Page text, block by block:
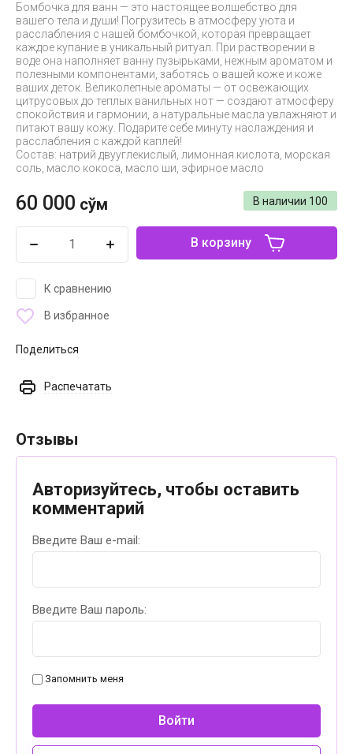
Бомбочка для ванн — это настоящее волшебство для
вашего тела и души! Погрузитесь в атмосферу уюта и
расслабления с нашей бомбочкой, которая превращает
каждое купание в уникальный ритуал. При растворении в
воде она наполняет ванну пузырьками, нежным ароматом и
полезными компонентами, заботясь о вашей коже и коже
ваших деток. Великолепные ароматы — от освежающих
цитрусовых до теплых ванильных нот — создают атмосферу
спокойствия и гармонии, а натуральные масла увлажняют и
питают вашу кожу. Подарите себе минуту наслаждения и
расслабления с каждой каплей!
Состав: натрий двууглекислый, лимонная кислота, морская
соль, масло кокоса, масло ши, эфирное масло
В наличии 100
60 000 сўм
В корзину
К сравнению
В избранное
Поделиться
Распечатать
Отзывы
Авторизуйтесь, чтобы оставить
комментарий
Введите Ваш e-mail:
Введите Ваш пароль:
Запомнить меня
Войти